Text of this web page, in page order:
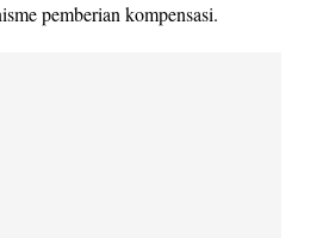
pemberian kompensasi.